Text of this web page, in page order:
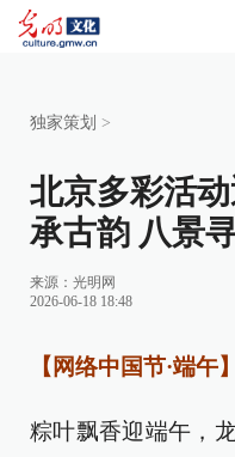
独家策划 >
北京多彩活
承古韵 八景
来源： 光明网
2026-06-18 18:48
【网络中国节·端午】
粽叶飘香迎端午，